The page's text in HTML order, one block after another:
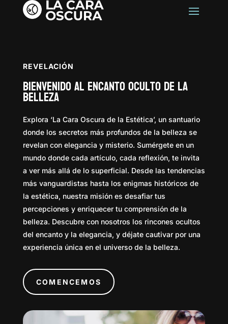
REVELACIÓN
Bienvenido al Encanto Oculto de la
Belleza
Explora ‘La Cara Oscura de la Estética’, un santuario
donde los secretos más profundos de la belleza se
revelan con elegancia y misterio. Sumérgete en un
mundo donde cada artículo, cada reflexión, te invita
a ver más allá de lo superficial. Desde las tendencias
más vanguardistas hasta los enigmas históricos de
la estética, nuestra misión es desafiar tus
percepciones y enriquecer tu comprensión de la
belleza. Descubre con nosotros los rincones ocultos
del encanto y la elegancia, y déjate cautivar por una
experiencia única en el universo de la belleza.
COMENCEMOS